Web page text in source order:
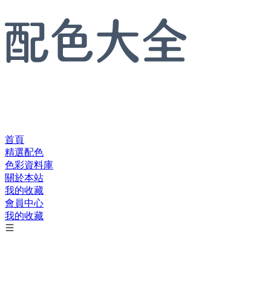
首頁
精選配色
色彩資料庫
關於本站
我的收藏
會員中心
我的收藏